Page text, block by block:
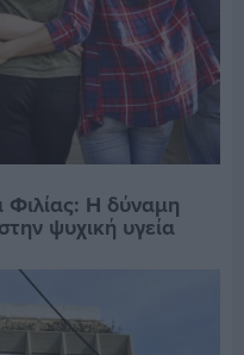
Φιλίας: Η δύναμη
ψυχική υγεία